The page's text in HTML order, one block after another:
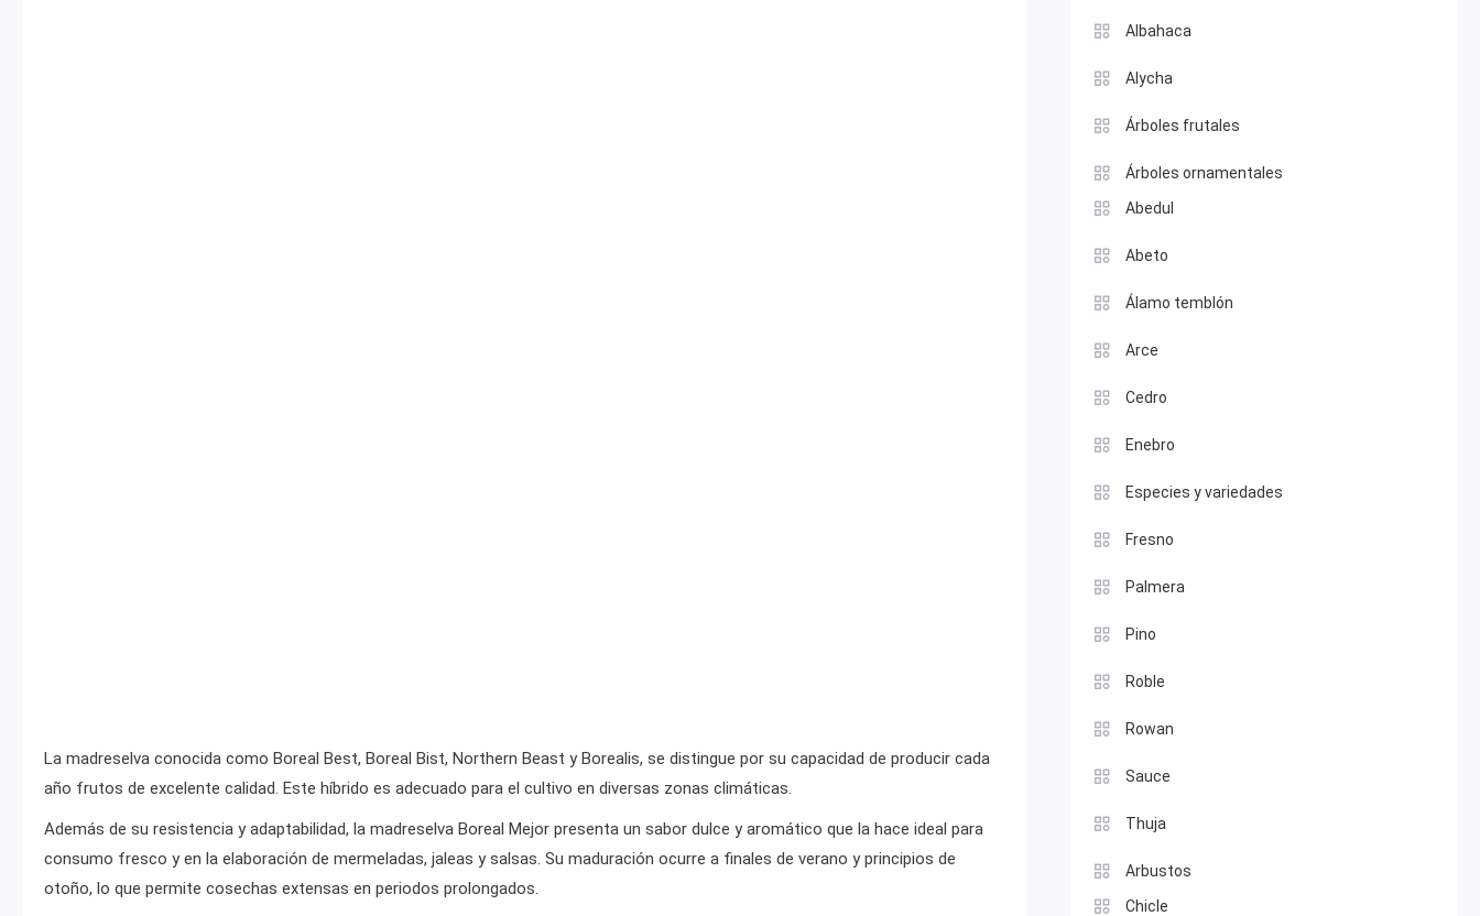
La madreselva conocida como Boreal Best, Boreal Bist, Northern Beast y Borealis, se distingue por su capacidad de producir cada
año frutos de excelente calidad. Este híbrido es adecuado para el cultivo en diversas zonas climáticas.
Además de su resistencia y adaptabilidad, la madreselva Boreal Mejor presenta un sabor dulce y aromático que la hace ideal para
consumo fresco y en la elaboración de mermeladas, jaleas y salsas. Su maduración ocurre a finales de verano y principios de
otoño, lo que permite cosechas extensas en periodos prolongados.
Albahaca
Alycha
Árboles frutales
Árboles ornamentales
Abedul
Abeto
Álamo temblón
Arce
Cedro
Enebro
Especies y variedades
Fresno
Palmera
Pino
Roble
Rowan
Sauce
Thuja
Arbustos
Chicle